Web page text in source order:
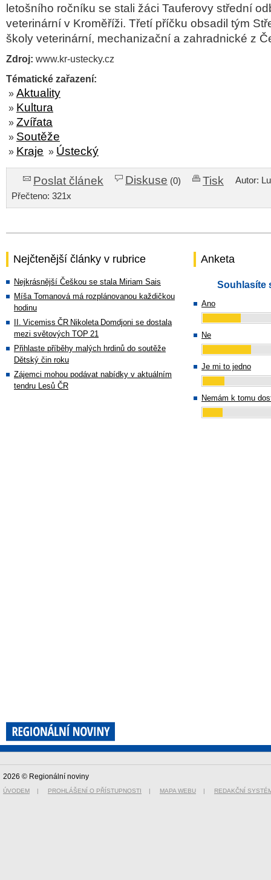
letošního ročníku se stali žáci Tauferovy střední
veterinární v Kroměříži. Třetí příčku obsadil tým
školy veterinární, mechanizační a zahradnické z
Zdroj: www.kr-ustecky.cz
Tématické zařazení:
» Aktuality
» Kultura
» Zvířata
» Soutěže
» Kraje » Ústecký
Poslat článek Diskuse (0) Tisk
Autor:
Přečteno: 321x
Nejčtenější články v rubrice
Nejkrásnější Češkou se stala Miriam Sais
Míša Tomanová má rozplánovanou každičkou
hodinu
II. Vicemiss ČR Nikoleta Domdjoni se dostala
mezi světových TOP 21
Přihlaste příběhy malých hrdinů do soutěže
Dětský čin roku
Zájemci mohou podávat nabídky v aktuálním
tendru Lesů ČR
Anketa
Souhlasíte
Ano
Ne
Je mi to jedno
Nemám k tomu
2026 © Regionální noviny
ÚVODEM | PROHLÁŠENÍ O PŘÍSTUPNOSTI | MAPA WEBU | REDAKČNÍ